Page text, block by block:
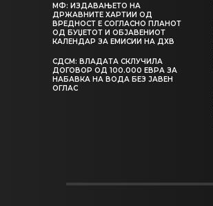
МФ: ИЗДАВАЊЕТО НА
ДРЖАВНИТЕ ХАРТИИ ОД
ВРЕДНОСТ Е СОГЛАСНО ПЛАНОТ
ОД БУЏЕТОТ И ОБЈАВЕНИОТ
КАЛЕНДАР ЗА ЕМИСИИ НА ДХВ
СДСМ: ВЛАДАТА СКЛУЧИЛА
ДОГОВОР ОД 100.000 ЕВРА ЗА
НАБАВКА НА ВОДА БЕЗ ЈАВЕН
ОГЛАС